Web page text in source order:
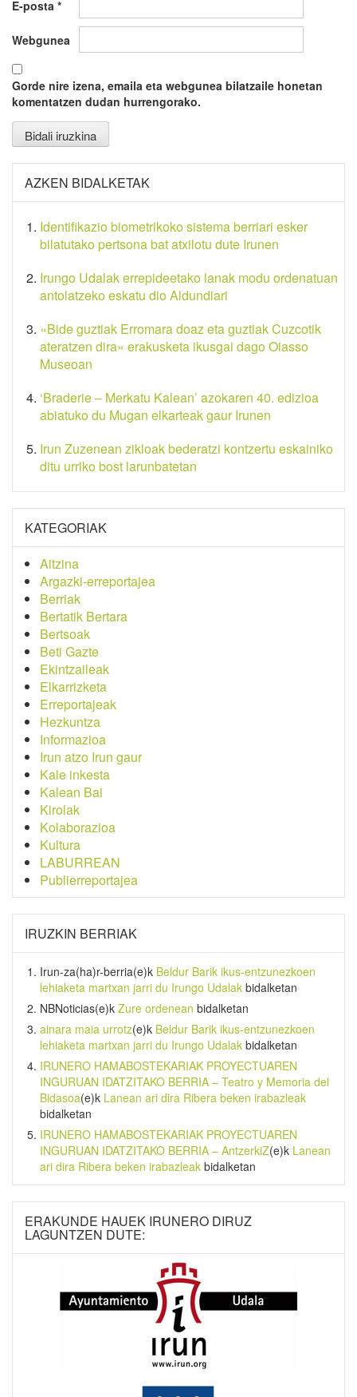
E-posta *
Webgunea
Gorde nire izena, emaila eta webgunea bilatzaile honetan
komentatzen dudan hurrengorako.
AZKEN BIDALKETAK
Identifikazio biometrikoko sistema berriari esker
bilatutako pertsona bat atxilotu dute Irunen
Irungo Udalak errepideetako lanak modu ordenatuan
antolatzeko eskatu dio Aldundiari
«Bide guztiak Erromara doaz eta guztiak Cuzcotik
ateratzen dira» erakusketa ikusgai dago Oiasso
Museoan
‘Braderie – Merkatu Kalean’ azokaren 40. edizioa
abiatuko du Mugan elkarteak gaur Irunen
Irun Zuzenean zikloak bederatzi kontzertu eskainiko
ditu urriko bost larunbatetan
KATEGORIAK
Aitzina
Argazki-erreportajea
Berriak
Bertatik Bertara
Bertsoak
Beti Gazte
Ekintzaileak
Elkarrizketa
Erreportajeak
Hezkuntza
Informazioa
Irun atzo Irun gaur
Kale inkesta
Kalean Bai
Kirolak
Kolaborazioa
Kultura
LABURREAN
Publierreportajea
IRUZKIN BERRIAK
Irun-za(ha)r-berria(e)k Beldur Barik ikus-entzunezkoen
lehiaketa martxan jarri du Irungo Udalak bidalketan
NBNoticias(e)k Zure ordenean bidalketan
ainara maia urrotz(e)k Beldur Barik ikus-entzunezkoen
lehiaketa martxan jarri du Irungo Udalak bidalketan
IRUNERO HAMABOSTEKARIAK PROYECTUAREN
INGURUAN IDATZITAKO BERRIA – Teatro y Memoria del
Bidasoa(e)k Lanean ari dira Ribera beken irabazleak
bidalketan
IRUNERO HAMABOSTEKARIAK PROYECTUAREN
INGURUAN IDATZITAKO BERRIA – AntzerkiZ(e)k Lanean
ari dira Ribera beken irabazleak bidalketan
ERAKUNDE HAUEK IRUNERO DIRUZ
LAGUNTZEN DUTE: